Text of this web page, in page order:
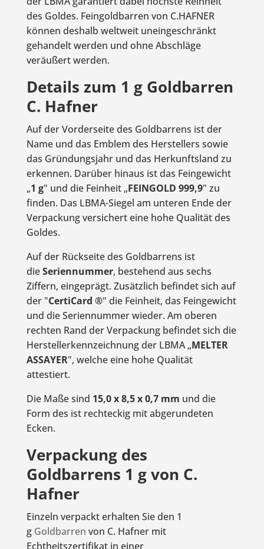
des Goldes. Feingoldbarren von C.HAFNER
können deshalb weltweit uneingeschränkt
gehandelt werden und ohne Abschläge
veräußert werden.
Details zum 1 g Goldbarren
C. Hafner
Auf der Vorderseite des Goldbarrens ist der
Name und das Emblem des Herstellers sowie
das Gründungsjahr und das Herkunftsland zu
erkennen. Darüber hinaus ist das Feingewicht
„1 g" und die Feinheit „FEINGOLD 999,9" zu
finden. Das LBMA-Siegel am unteren Ende der
Verpackung versichert eine hohe Qualität des
Goldes.
Auf der Rückseite des Goldbarrens ist
dieSeriennummer, bestehend aus sechs
Ziffern, eingeprägt. Zusätzlich befindet sich auf
der "CertiCard ®" die Feinheit, das Feingewicht
und die Seriennummer wieder. Am oberen
rechten Rand der Verpackung befindet sich die
Herstellerkennzeichnung der LBMA „MELTER
ASSAYER", welche eine hohe Qualität
attestiert.
Die Maße sind 15,0 x 8,5 x 0,7 mm und die
Form des ist rechteckig mit abgerundeten
Ecken.
Verpackung des
Goldbarrens 1 g von C.
Hafner
Einzeln verpackt erhalten Sie den 1
g Goldbarren von C. Hafner mit
Echtheitszertifikat in einer